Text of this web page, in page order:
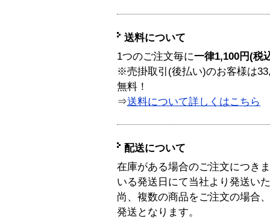
送料について
1つのご注文毎に一律1,100円(税
※売掛取引(後払い)のお客様は
無料！
⇒送料について詳しくはこちら
配送について
在庫がある場合のご注文につき
いる発送日にて当社より発送い
尚、複数の商品をご注文の場合
発送となります。